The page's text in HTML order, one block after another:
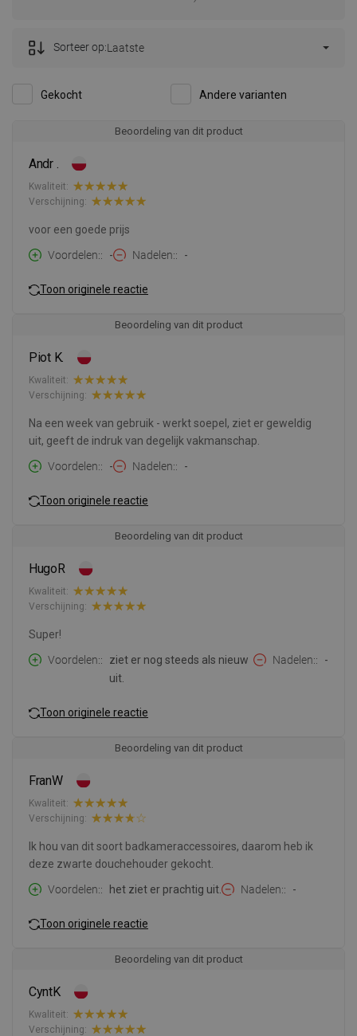
Gekocht Andere varianten
Sorteer op:Laatste
Beoordeling van dit product
Andr .
Kwaliteit:
Verschijning:
voor een goede prijs
Voordelen:
- Nadelen: -
Toon originele reactie
Beoordeling van dit product
Piot K.
Kwaliteit:
Verschijning:
Na een week van gebruik - werkt soepel, ziet er geweldig
uit, geeft de indruk van degelijk vakmanschap.
Voordelen:
- Nadelen: -
Toon originele reactie
Beoordeling van dit product
HugoR
Kwaliteit:
Verschijning:
Super!
Voordelen:
ziet er nog steeds als nieuw
uit.
Nadelen: -
Toon originele reactie
Beoordeling van dit product
FranW
Kwaliteit:
Verschijning:
Ik hou van dit soort badkameraccessoires, daarom heb ik
deze zwarte douchehouder gekocht.
Voordelen:
het ziet er prachtig uit. Nadelen: -
Toon originele reactie
Beoordeling van dit product
CyntK
Kwaliteit:
Verschijning: